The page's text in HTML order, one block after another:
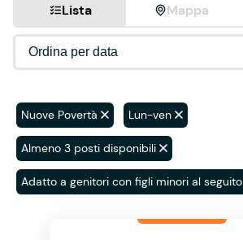
Lista Mappa
Nuove Povertà Lun-ven
Almeno 3 posti disponibili
Adatto a genitori con figli minori al seguito